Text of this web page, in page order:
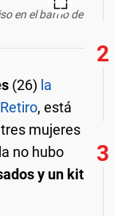
en el barrio de
(26) la
, está
mujeres
no hubo
y un kit